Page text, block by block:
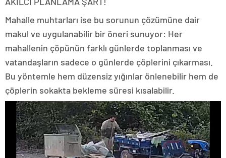
Mahalle muhtarları ise bu sorunun çözümüne dair
makul ve uygulanabilir bir öneri sunuyor: Her
mahallenin çöpünün farklı günlerde toplanması ve
vatandaşların sadece o günlerde çöplerini çıkarması.
Bu yöntemle hem düzensiz yığınlar önlenebilir hem de
çöplerin sokakta bekleme süresi kısalabilir.